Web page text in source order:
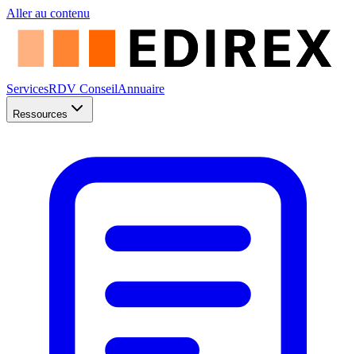
Aller au contenu
ServicesRDV ConseilAnnuaire
Ressources